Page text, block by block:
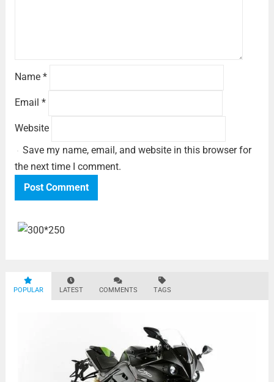
Name *
Email *
Website
Save my name, email, and website in this browser for
the next time I comment.
POPULAR LATEST COMMENTS TAGS